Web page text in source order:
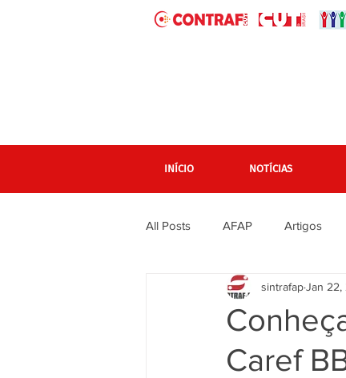
INÍCIO NOTÍCIAS
All Posts AFAP Artigos
banner grande pagina inicial
Em destaque Página inicial
Caref
sintrafapJan 22,